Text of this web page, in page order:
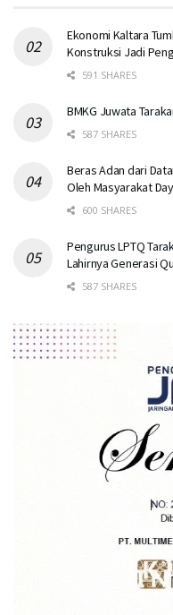
Ekonomi Kaltara
Konstruksi Jadi
591 SHARES
BMKG Juwata
587 SHARES
Beras Adan dari
Oleh Masyarakat
600 SHARES
Pengurus LPTQ
Lahirnya Generasi
587 SHARES